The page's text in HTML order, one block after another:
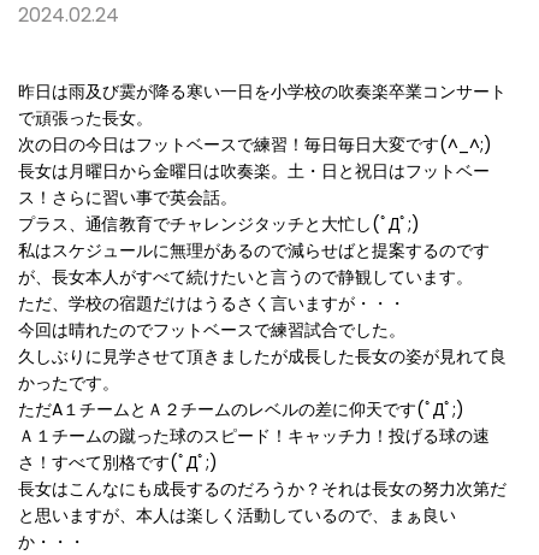
2024.02.24
昨日は雨及び霙が降る寒い一日を小学校の吹奏楽卒業コンサート
で頑張った長女。
次の日の今日はフットベースで練習！毎日毎日大変です(^_^;)
長女は月曜日から金曜日は吹奏楽。土・日と祝日はフットベー
ス！さらに習い事で英会話。
プラス、通信教育でチャレンジタッチと大忙し(ﾟДﾟ;)
私はスケジュールに無理があるので減らせばと提案するのです
が、長女本人がすべて続けたいと言うので静観しています。
ただ、学校の宿題だけはうるさく言いますが・・・
今回は晴れたのでフットベースで練習試合でした。
久しぶりに見学させて頂きましたが成長した長女の姿が見れて良
かったです。
ただA１チームとＡ２チームのレベルの差に仰天です(ﾟДﾟ;)
Ａ１チームの蹴った球のスピード！キャッチ力！投げる球の速
さ！すべて別格です(ﾟДﾟ;)
長女はこんなにも成長するのだろうか？それは長女の努力次第だ
と思いますが、本人は楽しく活動しているので、まぁ良い
か・・・